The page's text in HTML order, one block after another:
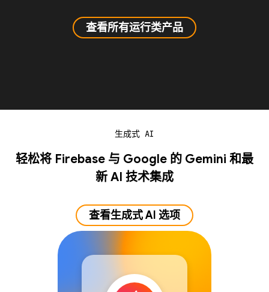
查看所有运行类产品
生成式 AI
轻松将 Firebase 与 Google 的 Gemini 和最
新 AI 技术集成
查看生成式 AI 选项